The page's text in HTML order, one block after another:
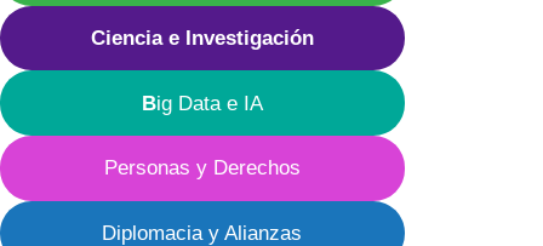
Ciencia e Investigación
Big Data e IA
Personas y Derechos
Diplomacia y Alianzas